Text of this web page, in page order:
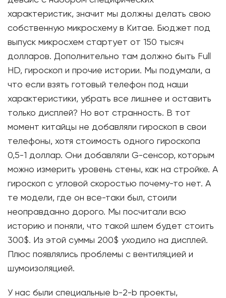
характеристик, значит мы должны делать свою
собственную микросхему в Китае. Бюджет под
выпуск микросхем стартует от 150 тысяч
долларов. Дополнительно там должно быть Full
HD, гироскоп и прочие истории. Мы подумали, а
что если взять готовый телефон под наши
характеристики, убрать все лишнее и оставить
только дисплей? Но вот странность. В тот
момент китайцы не добавляли гироскоп в свои
телефоны, хотя стоимость одного гироскопа
0,5-1 доллар. Они добавляли G-сенсор, которым
можно измерить уровень стены, как на стройке. А
гироскоп с угловой скоростью почему-то нет. А
те модели, где он все-таки был, стоили
неоправданно дорого. Мы посчитали всю
историю и поняли, что такой шлем будет стоить
300$. Из этой суммы 200$ уходило на дисплей.
Плюс появлялись проблемы с вентиляцией и
шумоизоляцией.
У нас были специальные b-2-b проекты,